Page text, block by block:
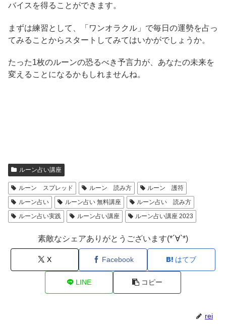
バイスを得ることができます。
まずは練習として、「ワンオラクル」で毎日の運勢を占っ
てみることからスタートしてみてはいかがでしょうか。
たった1枚のルーンの恐るべき予言力が、あなたの未来を
変えることになるかもしれませんね。
ルーン占い講座
ルーン スプレッド ルーン 読み方
ルーン 護符
ルーン占い
ルーン占い 無料講座
ルーン占い 読み方
ルーン占い実践
ルーン占い講座 ルーン占い講座 2023
素敵なシェアありがとうございます(*´∀`*)
X Facebook はてブ
LINE コピー
rei